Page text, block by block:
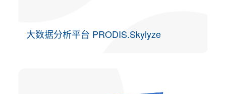
大数据分析平台 PRODIS.Skylyze